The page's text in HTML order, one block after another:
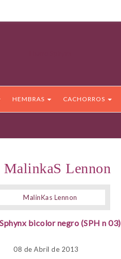
HEMBRAS CACHORROS
MalinkaS Lennon
bicolor negro (SPH n 03)
08 de Abril de 2013